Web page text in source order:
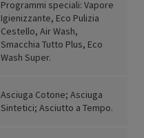
Programmi speciali: Vapore
Igienizzante, Eco Pulizia
Cestello, Air Wash,
Smacchia Tutto Plus, Eco
Wash Super.
Asciuga Cotone; Asciuga
Sintetici; Asciutto a Tempo.